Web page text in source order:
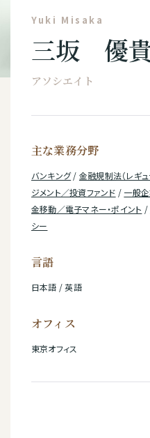
Yuki Misaka
三坂 優
アソシエイト
主な業務分野
バンキング/ 金融規制法（レギュ
ジメント／投資ファンド / 一般
金移動／電子マネー・ポイント /
シー
言語
日本語 / 英語
オフィス
東京オフィス